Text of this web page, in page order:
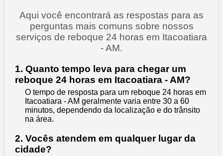
Aqui você encontrará as respostas para as
perguntas mais comuns sobre nossos
serviços de reboque 24 horas em Itacoatiara
- AM.
1. Quanto tempo leva para chegar um
reboque 24 horas em Itacoatiara - AM?
O tempo de resposta para um reboque 24 horas em
Itacoatiara - AM geralmente varia entre 30 a 60
minutos, dependendo da localização e do trânsito
na área.
2. Vocês atendem em qualquer lugar da
cidade?